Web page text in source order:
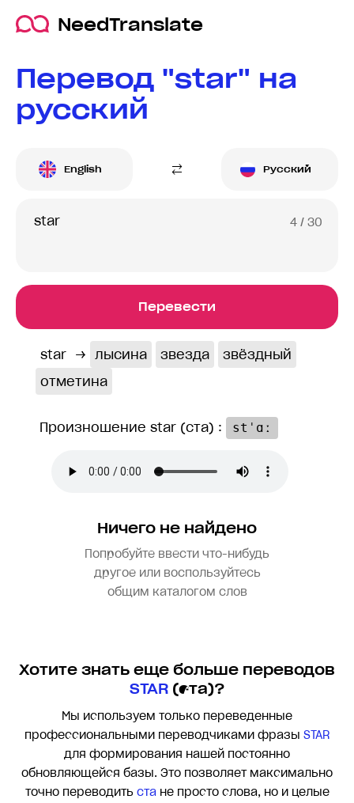
NeedTranslate
Перевод "star" на
русский
English Русский
4 / 30
Перевести
star → лысина звезда
звёздный
отметина
Произношение star (ста) : stˈɑː
Ничего не найдено
Попробуйте ввести что-нибудь
другое или воспользуйтесь
общим каталогом слов
Хотите знать еще больше переводов
STAR(ста)?
Мы используем только переведенные
профессиональными переводчиками фразы STAR
для формирования нашей постоянно
обновляющейся базы. Это позволяет максимально
точно переводить стане просто слова, но и целые